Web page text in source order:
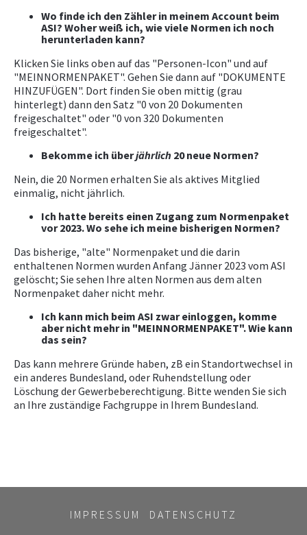
Wo finde ich den Zähler in meinem Account beim
ASI? Woher weiß ich, wie viele Normen ich noch
herunterladen kann?
Klicken Sie links oben auf das "Personen-Icon" und auf
"MEINNORMENPAKET". Gehen Sie dann auf "DOKUMENTE
HINZUFÜGEN". Dort finden Sie oben mittig (grau
hinterlegt) dann den Satz "0 von 20 Dokumenten
freigeschaltet" oder "0 von 320 Dokumenten
freigeschaltet".
Bekomme ich überjährlich 20 neue Normen?
Nein, die 20 Normen erhalten Sie als aktives Mitglied
einmalig, nicht jährlich.
Ich hatte bereits einen Zugang zum Normenpaket
vor 2023. Wo sehe ich meine bisherigen Normen?
Das bisherige, "alte" Normenpaket und die darin
enthaltenen Normen wurden Anfang Jänner 2023 vom ASI
gelöscht; Sie sehen Ihre alten Normen aus dem alten
Normenpaket daher nicht mehr.
Ich kann mich beim ASI zwar einloggen, komme
aber nicht mehr in "MEINNORMENPAKET". Wie kann
das sein?
Das kann mehrere Gründe haben, zB ein Standortwechsel in
ein anderes Bundesland, oder Ruhendstellung oder
Löschung der Gewerbeberechtigung. Bitte wenden Sie sich
an Ihre zuständige Fachgruppe in Ihrem Bundesland.
IMPRESSUM DATENSCHUTZ